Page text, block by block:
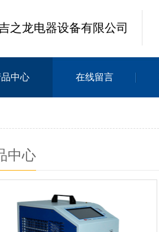
之龙电器设备有限公司
中心 在线留言
中心